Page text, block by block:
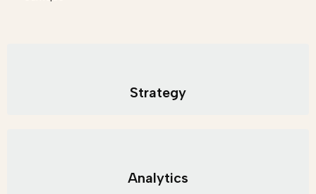
Strategy
Analytics